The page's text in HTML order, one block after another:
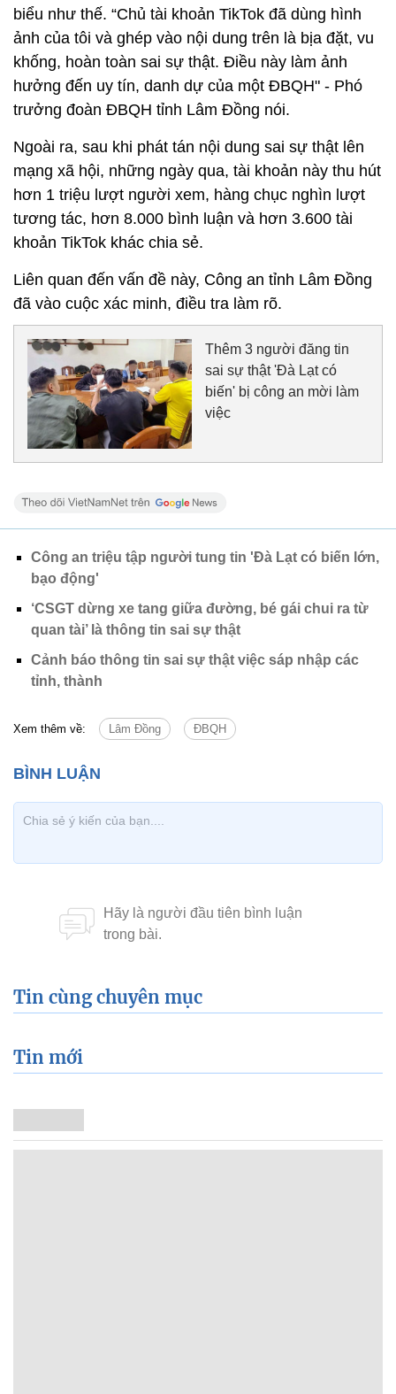
biểu như thế. “Chủ tài khoản TikTok đã dùng hình
ảnh của tôi và ghép vào nội dung trên là bịa đặt, vu
khống, hoàn toàn sai sự thật. Điều này làm ảnh
hưởng đến uy tín, danh dự của một ĐBQH" - Phó
trưởng đoàn ĐBQH tỉnh Lâm Đồng nói.
Ngoài ra, sau khi phát tán nội dung sai sự thật lên
mạng xã hội, những ngày qua, tài khoản này thu hút
hơn 1 triệu lượt người xem, hàng chục nghìn lượt
tương tác, hơn 8.000 bình luận và hơn 3.600 tài
khoản TikTok khác chia sẻ.
Liên quan đến vấn đề này, Công an tỉnh Lâm Đồng
đã vào cuộc xác minh, điều tra làm rõ.
Thêm 3 người đăng tin
sai sự thật 'Đà Lạt có
biến' bị công an mời làm
việc
Công an triệu tập người tung tin 'Đà Lạt có biến lớn,
bạo động'
‘CSGT dừng xe tang giữa đường, bé gái chui ra từ
quan tài’ là thông tin sai sự thật
Cảnh báo thông tin sai sự thật việc sáp nhập các
tỉnh, thành
Xem thêm về: Lâm Đồng ĐBQH
Tin cùng chuyên mục
Tin mới